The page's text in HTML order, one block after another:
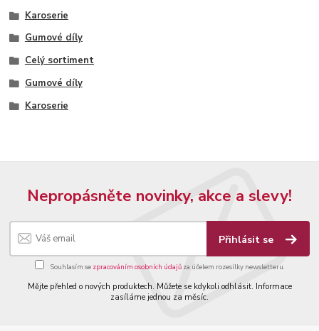
Karoserie
Gumové díly
Celý sortiment
Gumové díly
Karoserie
Nepropásněte novinky, akce a slevy!
Přihlásit se
Souhlasím se zpracováním osobních údajůza účelem rozesílky newsletteru.
Mějte přehled o nových produktech. Můžete se kdykoli odhlásit. Informace
zasíláme jednou za měsíc.